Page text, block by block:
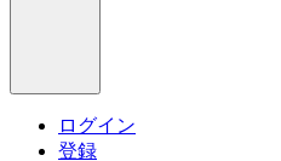
ログイン
登録